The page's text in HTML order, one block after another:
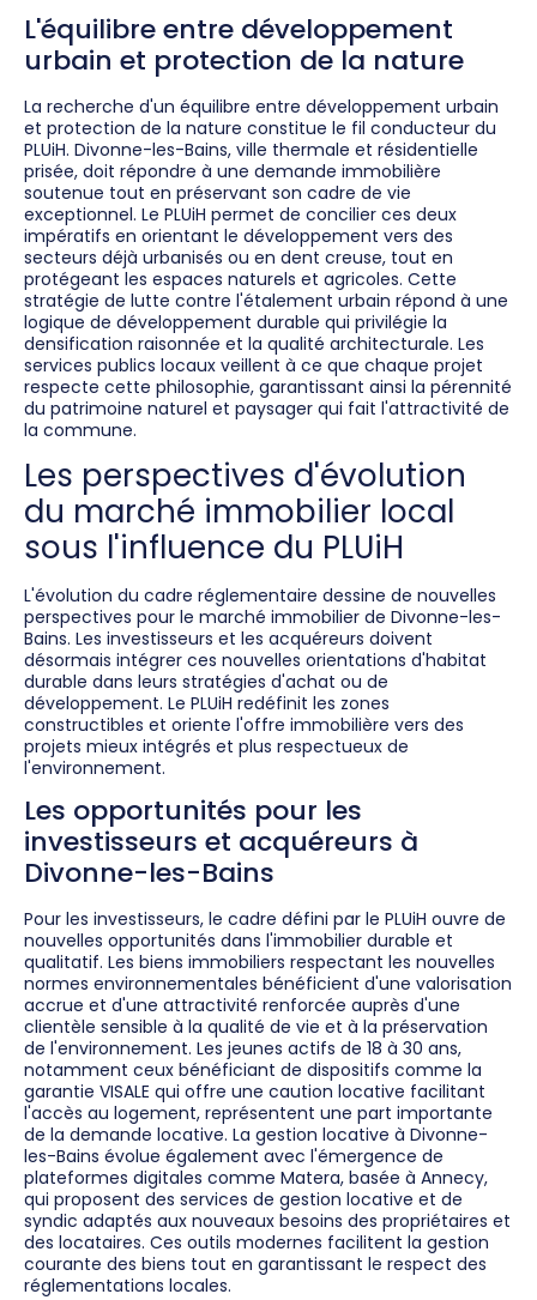
L'équilibre entre développement
urbain et protection de la nature
La recherche d'un équilibre entre développement urbain
et protection de la nature constitue le fil conducteur du
PLUiH. Divonne-les-Bains, ville thermale et résidentielle
prisée, doit répondre à une demande immobilière
soutenue tout en préservant son cadre de vie
exceptionnel. Le PLUiH permet de concilier ces deux
impératifs en orientant le développement vers des
secteurs déjà urbanisés ou en dent creuse, tout en
protégeant les espaces naturels et agricoles. Cette
stratégie de lutte contre l'étalement urbain répond à une
logique de développement durable qui privilégie la
densification raisonnée et la qualité architecturale. Les
services publics locaux veillent à ce que chaque projet
respecte cette philosophie, garantissant ainsi la pérennité
du patrimoine naturel et paysager qui fait l'attractivité de
la commune.
Les perspectives d'évolution
du marché immobilier local
sous l'influence du PLUiH
L'évolution du cadre réglementaire dessine de nouvelles
perspectives pour le marché immobilier de Divonne-les-
Bains. Les investisseurs et les acquéreurs doivent
désormais intégrer ces nouvelles orientations d'habitat
durable dans leurs stratégies d'achat ou de
développement. Le PLUiH redéfinit les zones
constructibles et oriente l'offre immobilière vers des
projets mieux intégrés et plus respectueux de
l'environnement.
Les opportunités pour les
investisseurs et acquéreurs à
Divonne-les-Bains
Pour les investisseurs, le cadre défini par le PLUiH ouvre de
nouvelles opportunités dans l'immobilier durable et
qualitatif. Les biens immobiliers respectant les nouvelles
normes environnementales bénéficient d'une valorisation
accrue et d'une attractivité renforcée auprès d'une
clientèle sensible à la qualité de vie et à la préservation
de l'environnement. Les jeunes actifs de 18 à 30 ans,
notamment ceux bénéficiant de dispositifs comme la
garantie VISALE qui offre une caution locative facilitant
l'accès au logement, représentent une part importante
de la demande locative. La gestion locative à Divonne-
les-Bains évolue également avec l'émergence de
plateformes digitales comme Matera, basée à Annecy,
qui proposent des services de gestion locative et de
syndic adaptés aux nouveaux besoins des propriétaires et
des locataires. Ces outils modernes facilitent la gestion
courante des biens tout en garantissant le respect des
réglementations locales.